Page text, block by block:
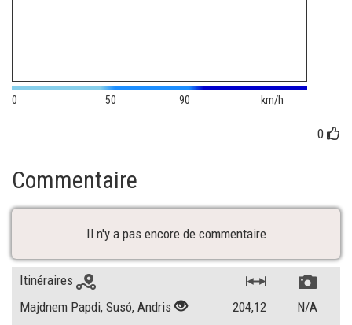
0 50 90 km/h
0
Commentaire
Il n'y a pas encore de commentaire
Itinéraires
Majdnem Papdi, Susó, Andris
204,12
N/A